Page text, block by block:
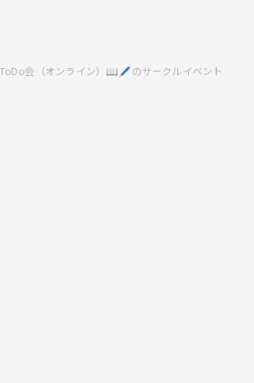
会（オンライン）📖🖊のサークルイベント